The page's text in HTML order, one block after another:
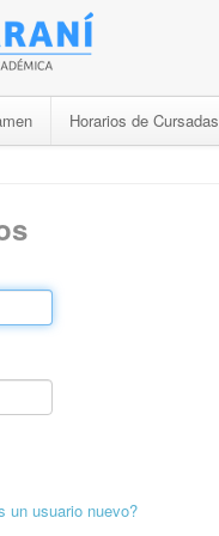
Horarios de Cursadas
un usuario nuevo?